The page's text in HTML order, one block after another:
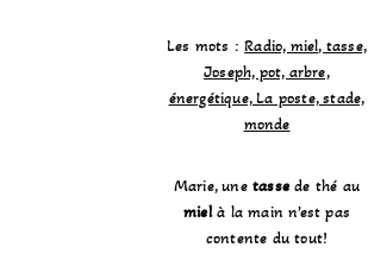
Les mots :Radio, miel, tasse,
Joseph, pot, arbre,
énergétique, La poste, stade,
monde
Marie, unetasse de thé au
mielà la main n’est pas
contente du tout!